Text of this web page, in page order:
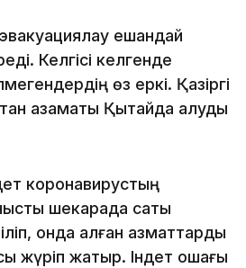
ешқандай
Келгісі келгенде
өз еркі. Қазіргі
азаматы Қытайда қалуды
коронавирустың
шекарада сақтық
онда қалған азматтарды
жүріп жатыр. Індет ошағы